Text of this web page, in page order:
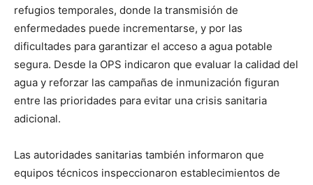
refugios temporales, donde la transmisión de
enfermedades puede incrementarse, y por las
dificultades para garantizar el acceso a agua potable
segura. Desde la OPS indicaron que evaluar la calidad del
agua y reforzar las campañas de inmunización figuran
entre las prioridades para evitar una crisis sanitaria
adicional.
Las autoridades sanitarias también informaron que
equipos técnicos inspeccionaron establecimientos de